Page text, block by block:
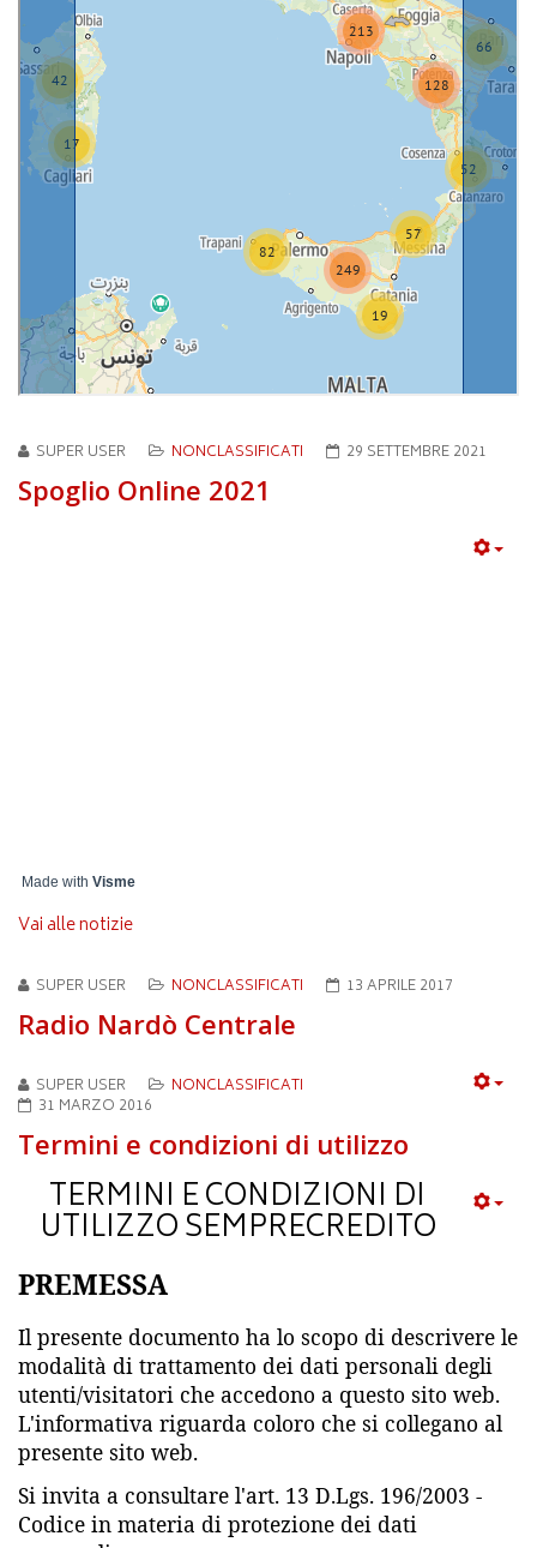
SUPER USER NONCLASSIFICATI 29 SETTEMBRE 2021
Spoglio Online 2021
Made with Visme
Vai alle notizie
SUPER USER NONCLASSIFICATI 13 APRILE 2017
Radio Nardò Centrale
SUPER USER
NONCLASSIFICATI
31 MARZO 2016
Termini e condizioni di utilizzo
TERMINI E CONDIZIONI DI
UTILIZZO SEMPRECREDITO
PREMESSA
Il presente documento ha lo scopo di descrivere le
modalità di trattamento dei dati personali degli
utenti/visitatori che accedono a questo sito web.
L'informativa riguarda coloro che si collegano al
presente sito web.
Si invita a consultare l'art. 13 D.Lgs. 196/2003 -
Codice in materia di protezione dei dati